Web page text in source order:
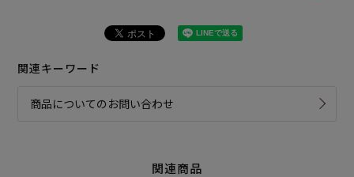
関連キーワード
商品についてのお問い合わせ
関連商品